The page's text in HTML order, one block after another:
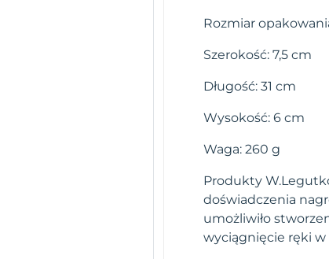
Rozmiar
Szerokość: 7,5 cm
Długość: 31 cm
Wysokość: 6 cm
Waga: 260 g
Produkty
doświadczenia
umożliwiło
wyciągnięcie ręki